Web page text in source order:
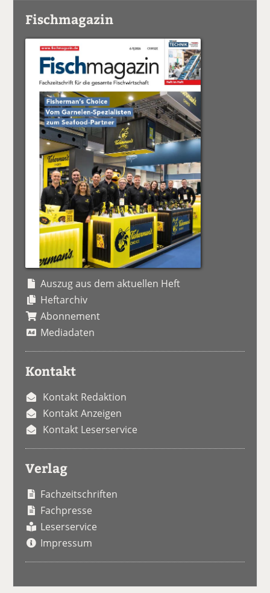
Fischmagazin
Auszug aus dem aktuellen Heft
Heftarchiv
Abonnement
Mediadaten
Kontakt
Kontakt Redaktion
Kontakt Anzeigen
Kontakt Leserservice
Verlag
Fachzeitschriften
Fachpresse
Leserservice
Impressum